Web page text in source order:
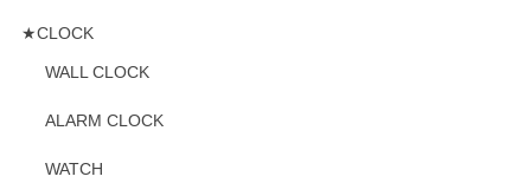
★CLOCK
WALL CLOCK
ALARM CLOCK
WATCH